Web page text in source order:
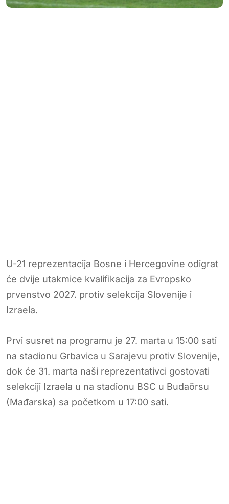
U-21 reprezentacija Bosne i Hercegovine odigrat
će dvije utakmice kvalifikacija za Evropsko
prvenstvo 2027. protiv selekcija Slovenije i
Izraela.
Prvi susret na programu je 27. marta u 15:00 sati
na stadionu Grbavica u Sarajevu protiv Slovenije,
dok će 31. marta naši reprezentativci gostovati
selekciji Izraela u na stadionu BSC u Budaörsu
(Mađarska) sa početkom u 17:00 sati.